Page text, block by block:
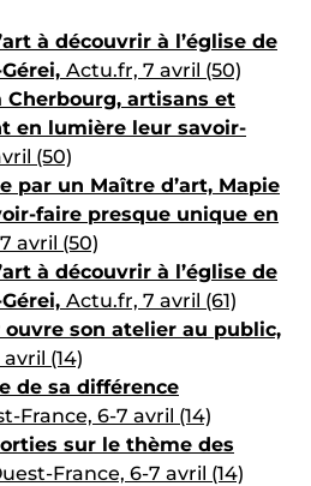
à découvrir à l’église de
Actu.fr, 7 avril (50)
Cherbourg, artisans et
en lumière leur savoir-
(50)
par un Maître d’art, Mapie
faire presque unique en
avril (50)
à découvrir à l’église de
Actu.fr, 7 avril (61)
son atelier au public,
(14)
de sa différence
France, 6-7 avril (14)
sur le thème des
France, 6-7 avril (14)